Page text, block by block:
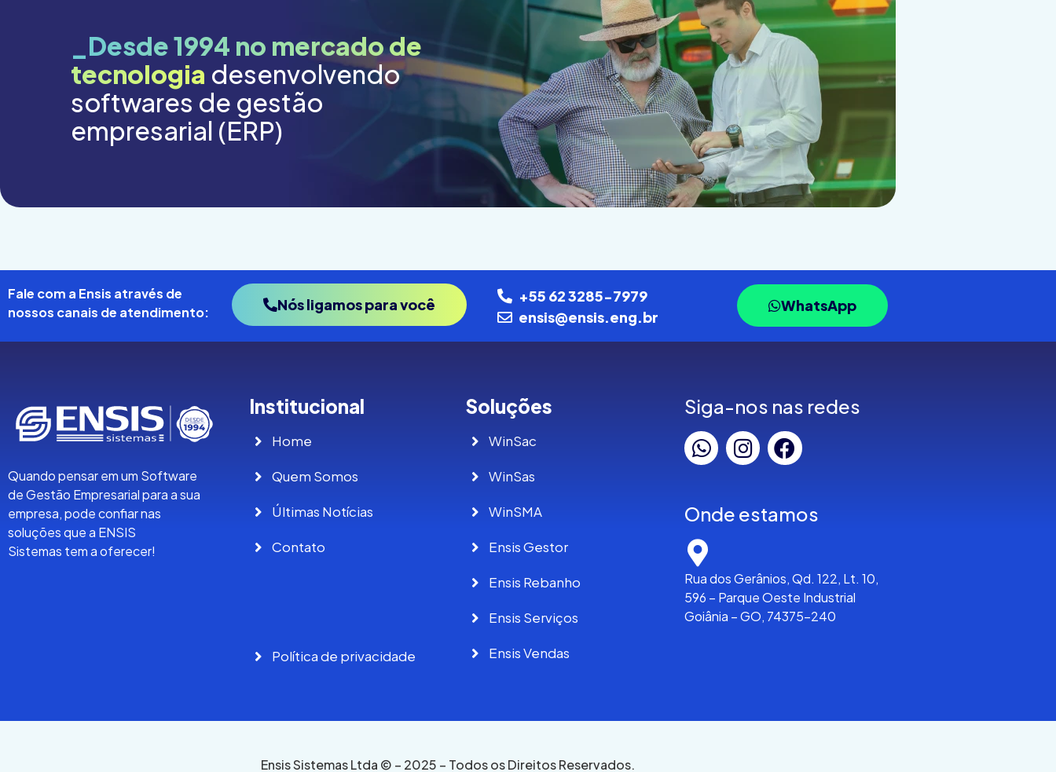
_Desde 1994 no mercado de
tecnologia desenvolvendo
softwares de gestão
empresarial (ERP)
Fale com a Ensis através de
nossos canais de atendimento:
Nós ligamos para você
+55 62 3285-7979
ensis@ensis.eng.br
WhatsApp
Quando pensar em um Software
de Gestão Empresarial para a sua
empresa, pode confiar nas
soluções que a ENSIS
Sistemas tem a oferecer!
Institucional
Home
Quem Somos
Últimas Notícias
Contato
Política de privacidade
Soluções
WinSac
WinSas
WinSMA
Ensis Gestor
Ensis Rebanho
Ensis Serviços
Ensis Vendas
Siga-nos nas redes
Onde estamos
Rua dos Gerânios, Qd. 122, Lt. 10,
596 – Parque Oeste Industrial
Goiânia – GO, 74375-240
Ensis Sistemas Ltda © – 2025 – Todos os Direitos Reservados.